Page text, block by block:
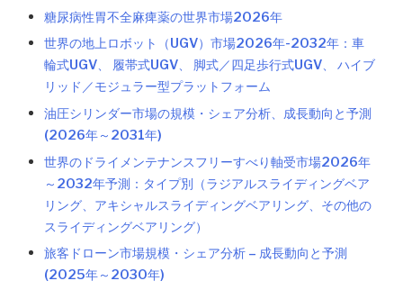
糖尿病性胃不全麻痺薬の世界市場2026年
世界の地上ロボット（UGV）市場2026年-2032年：車
輪式UGV、 履帯式UGV、 脚式／四足歩行式UGV、 ハイブ
リッド／モジュラー型プラットフォーム
油圧シリンダー市場の規模・シェア分析、成長動向と予測
(2026年～2031年)
世界のドライメンテナンスフリーすべり軸受市場2026年
～2032年予測：タイプ別（ラジアルスライディングベア
リング、アキシャルスライディングベアリング、その他の
スライディングベアリング）
旅客ドローン市場規模・シェア分析 – 成長動向と予測
(2025年～2030年)